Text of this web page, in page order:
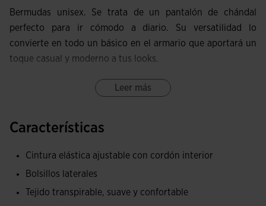
Bermudas unisex. Se trata de un pantalón de chándal
perfecto para ir cómodo a diario. Su versatilidad lo
convierte en todo un básico en el armario que aportará un
toque casual y moderno a tus looks.
Incorpora sistema de doble ajuste: cinturilla elástica que
laterales donde puedes guardar tus pertenencias.
Elaborado casi en su mayoría con algodón, un tejido de
gran calidad, suave al tacto y confortable. Tiene la
capacidad de absorber el sudor.
Leer más
Características
Cintura elástica ajustable con cordón interior
Bolsillos laterales
Tejido transpirable, suave y confortable